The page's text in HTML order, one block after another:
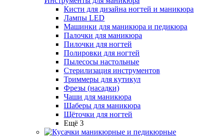
Кисти для дизайна ногтей и маникюра
Лампы LED
Машинки для маникюра и педикюра
Палочки для маникюра
Пилочки для ногтей
Полировки для ногтей
Пылесосы настольные
Стерилизация инструментов
Триммеры для кутикул
Фрезы (насадки)
Чаши для маникюра
Шаберы для маникюра
Щёточки для ногтей
Ещё 3